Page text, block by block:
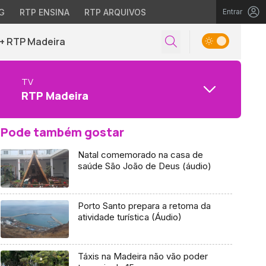
RTP ENSINA RTP ARQUIVOS Entrar
+ RTP Madeira
TV
RTP Madeira
Pode também gostar
Natal comemorado na casa de
saúde São João de Deus (áudio)
Porto Santo prepara a retoma da
atividade turística (Áudio)
Táxis na Madeira não vão poder